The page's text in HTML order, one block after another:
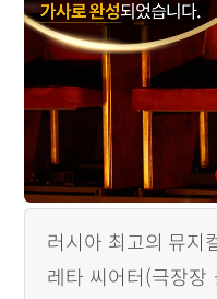
러시아 최고의 뮤지
레타 씨어터(극장장